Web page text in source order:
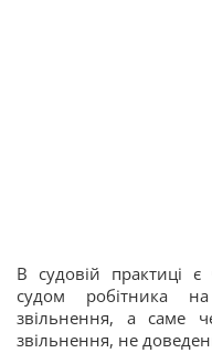
В судовій практиці
судом робітника на
звільнення, а саме
звільнення, не